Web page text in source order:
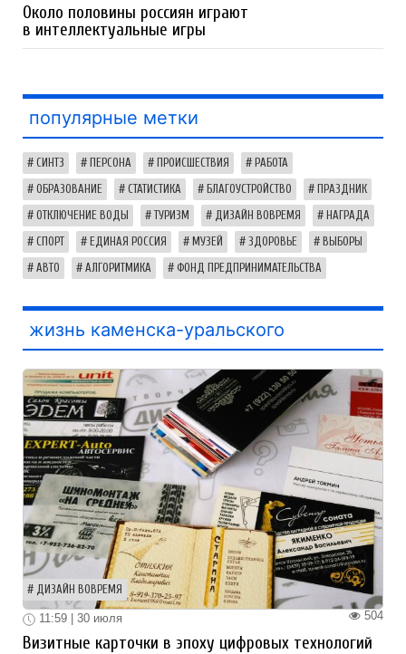
Около половины россиян играют
в интеллектуальные игры
популярные метки
СИНТЗ ПЕРСОНА ПРОИСШЕСТВИЯ РАБОТА
ОБРАЗОВАНИЕ СТАТИСТИКА БЛАГОУСТРОЙСТВО ПРАЗДНИК
ОТКЛЮЧЕНИЕ ВОДЫ ТУРИЗМ ДИЗАЙН ВОВРЕМЯ НАГРАДА
СПОРТ ЕДИНАЯ РОССИЯ МУЗЕЙ ЗДОРОВЬЕ ВЫБОРЫ
АВТО АЛГОРИТМИКА ФОНД ПРЕДПРИНИМАТЕЛЬСТВА
жизнь каменска-уральского
ДИЗАЙН ВОВРЕМЯ
504
11:59 | 30 июля
Визитные карточки в эпоху цифровых технологий